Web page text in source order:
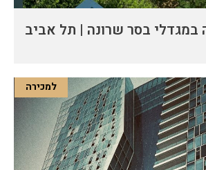
במגדלי בסר שרונה | תל אביב
למכירה